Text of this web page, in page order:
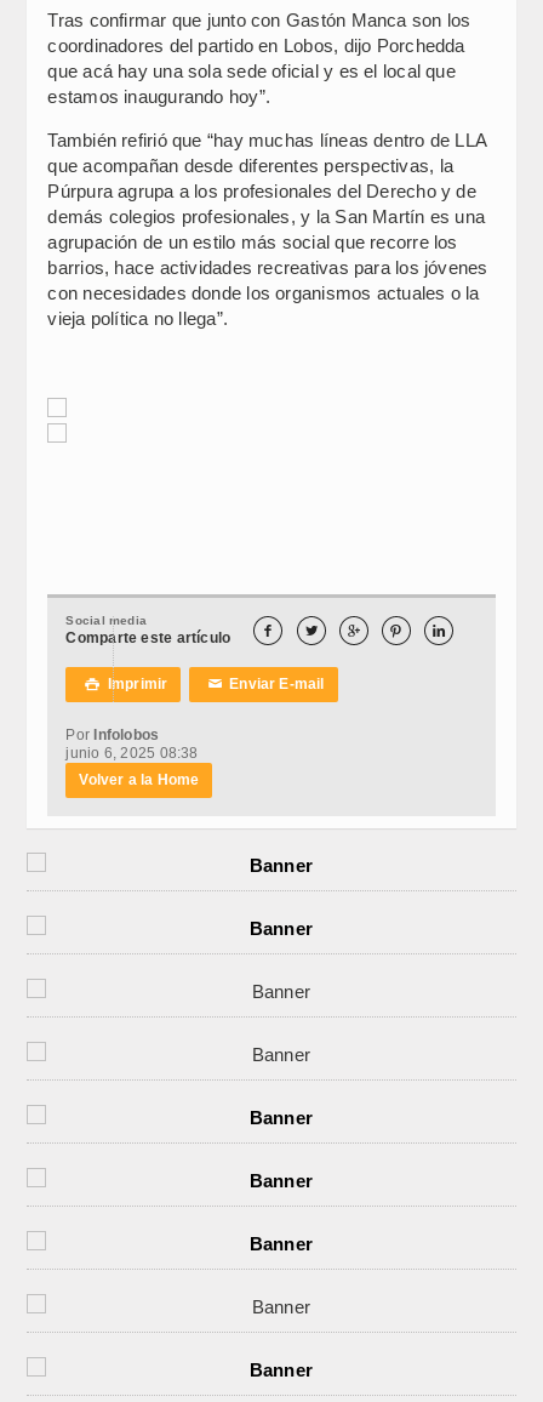
Tras confirmar que junto con Gastón Manca son los
coordinadores del partido en Lobos, dijo Porchedda
que acá hay una sola sede oficial y es el local que
estamos inaugurando hoy”.
También refirió que “hay muchas líneas dentro de LLA
que acompañan desde diferentes perspectivas, la
Púrpura agrupa a los profesionales del Derecho y de
demás colegios profesionales, y la San Martín es una
agrupación de un estilo más social que recorre los
barrios, hace actividades recreativas para los jóvenes
con necesidades donde los organismos actuales o la
vieja política no llega”.
Social media
Comparte este artículo     
 Imprimir ✉Enviar E-mail
PorInfolobos
junio 6, 2025 08:38
Volver a la Home